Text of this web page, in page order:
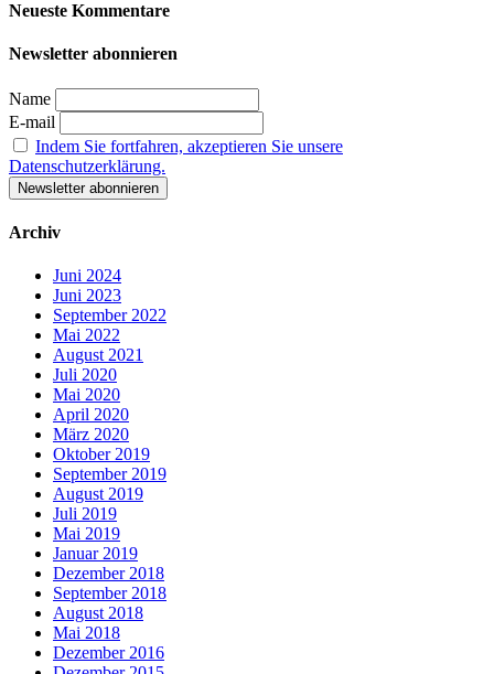
Neueste Kommentare
Newsletter abonnieren
Name
E-mail
Indem Sie fortfahren, akzeptieren Sie unsere
Datenschutzerklärung.
Archiv
Juni 2024
Juni 2023
September 2022
Mai 2022
August 2021
Juli 2020
Mai 2020
April 2020
März 2020
Oktober 2019
September 2019
August 2019
Juli 2019
Mai 2019
Januar 2019
Dezember 2018
September 2018
August 2018
Mai 2018
Dezember 2016